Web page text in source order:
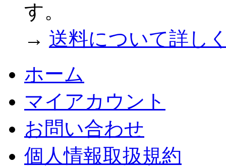
す。
→ 送料について詳し
ホーム
マイアカウント
お問い合わせ
個人情報取扱規約